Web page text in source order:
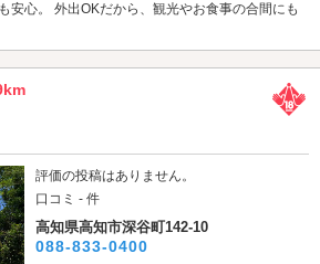
安心。 外出OKだから、観光やお食事の合間にも
評価の投稿はありません。
口コミ - 件
高知県高知市深谷町142-10
088-833-0400